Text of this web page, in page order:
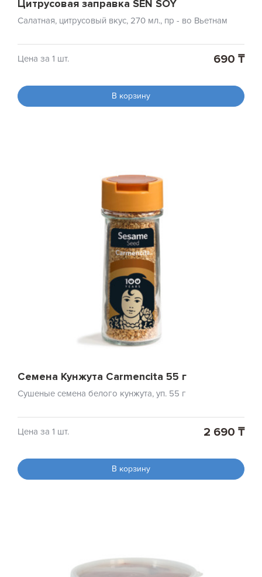
Цитрусовая заправка SEN SOY
Салатная, цитрусовый вкус, 270 мл., пр - во Вьетнам
Цена за 1 шт. 690 ₸
В корзину
Семена Кунжута Carmencita 55 г
Сушеные семена белого кунжута, уп. 55 г
Цена за 1 шт. 2 690 ₸
В корзину